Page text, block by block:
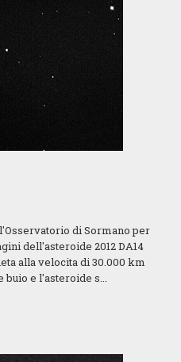
di Sormano per
dell'asteroide 2012 DA14
alla velocita di 30.000 km
buio e l'asteroide s...